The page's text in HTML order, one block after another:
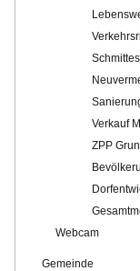
Verkauf
ZPP
Webcam
Gemeinde